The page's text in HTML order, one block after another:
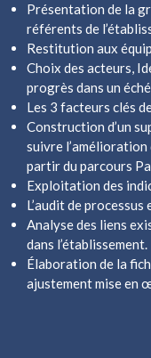
Présentation de la
référents de
Restitution aux
Choix des acteurs,
progrès dans un
Les 3 facteurs clés
Construction d’un
suivre
partir du parcours
Exploitation des
L’audit de
Analyse des liens
dans l’établissement.
Élaboration de la
ajustement mise en